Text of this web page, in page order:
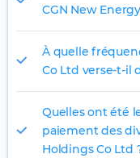
CGN New
À quelle
Co Ltd verse-t-il
Quelles ont été
paiement des
Holdings Co Ltd